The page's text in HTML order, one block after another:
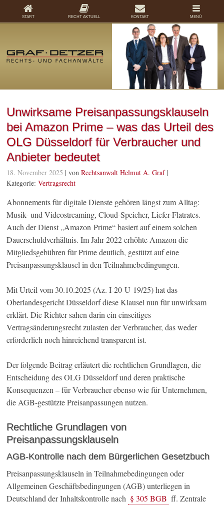
Unwirksame Preisanpassungsklauseln
bei Amazon Prime – was das Urteil des
OLG Düsseldorf für Verbraucher und
Anbieter bedeutet
18. November 2025 | vonRechtsanwalt Helmut A. Graf|
Kategorie:Vertragsrecht
Abonnements für digitale Dienste gehören längst zum Alltag:
Musik- und Videostreaming, Cloud-Speicher, Liefer-Flatrates.
Auch der Dienst „Amazon Prime“ basiert auf einem solchen
Dauerschuldverhältnis. Im Jahr 2022 erhöhte Amazon die
Mitgliedsgebühren für Prime deutlich, gestützt auf eine
Preisanpassungsklausel in den Teilnahmebedingungen.
Mit Urteil vom 30.10.2025 (Az. I-20 U 19/25) hat das
Oberlandesgericht Düsseldorf diese Klausel nun für unwirksam
erklärt. Die Richter sahen darin ein einseitiges
Vertragsänderungsrecht zulasten der Verbraucher, das weder
erforderlich noch hinreichend transparent ist.
Der folgende Beitrag erläutert die rechtlichen Grundlagen, die
Entscheidung des OLG Düsseldorf und deren praktische
Konsequenzen – für Verbraucher ebenso wie für Unternehmen,
die AGB-gestützte Preisanpassungen nutzen.
Rechtliche Grundlagen von
Preisanpassungsklauseln
AGB-Kontrolle nach dem Bürgerlichen Gesetzbuch
Preisanpassungsklauseln in Teilnahmebedingungen oder
Allgemeinen Geschäftsbedingungen (AGB) unterliegen in
Deutschland der Inhaltskontrolle nach § 305 BGB ff. Zentrale
START RECHT AKTUELL KONTAKT MENÜ